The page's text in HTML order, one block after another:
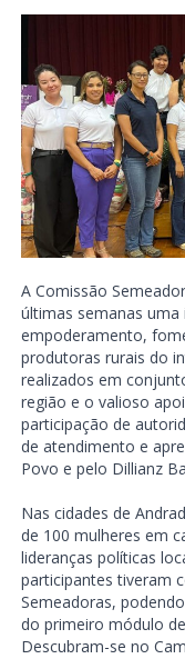
A Comissão
últimas semanas
empoderamento,
produtoras rurais do
realizados em
região e o valioso
participação de
de atendimento e
Povo e pelo Dillianz
Nas cidades de
de 100 mulheres em
lideranças políticas
participantes tiveram
Semeadoras,
do primeiro módulo
Descubram-se no